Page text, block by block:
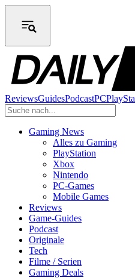
ReviewsGuidesPodcastPC
Gaming News
Alles zu Gaming
PlayStation
Xbox
Nintendo
PC-Games
Mobile Games
Reviews
Game-Guides
Podcast
Originale
Tech
Filme / Serien
Gaming Deals